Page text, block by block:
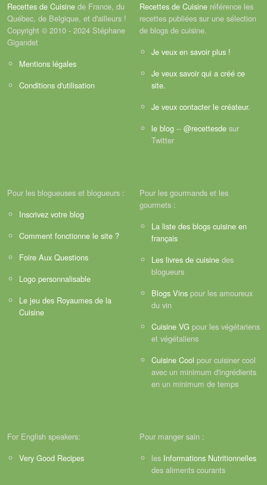
Recettes de Cuisine de France, du
Québec, de Belgique, et d'ailleurs !
Copyright © 2010 - 2024 Stéphane
Gigandet
Mentions légales
Conditions d'utilisation
Recettes de Cuisine référence les
recettes publiées sur une sélection
de blogs de cuisine.
Je veux en savoir plus !
Je veux savoir qui a créé ce
site.
Je veux contacter le créateur.
le blog -- @recettesde sur
Twitter
Pour les blogueuses et blogueurs :
Inscrivez votre blog
Comment fonctionne le site ?
Foire Aux Questions
Logo personnalisable
Le jeu des Royaumes de la
Cuisine
Pour les gourmands et les
gourmets :
La liste des blogs cuisine en
français
Les livres de cuisine des
blogueurs
Blogs Vins pour les amoureux
du vin
Cuisine VG pour les végétariens
et végétaliens
Cuisine Cool pour cuisiner cool
avec un minimum d'ingrédients
en un minimum de temps
For English speakers:
Very Good Recipes
Pour manger sain :
les Informations Nutritionnelles
des aliments courants